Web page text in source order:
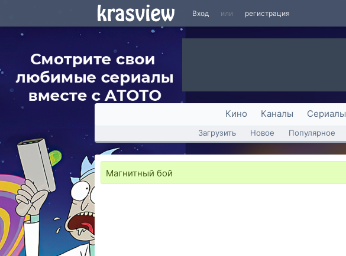
Вход или регистрация
Кино Каналы Сериалы
Загрузить Новое Популярное
Магнитный бой